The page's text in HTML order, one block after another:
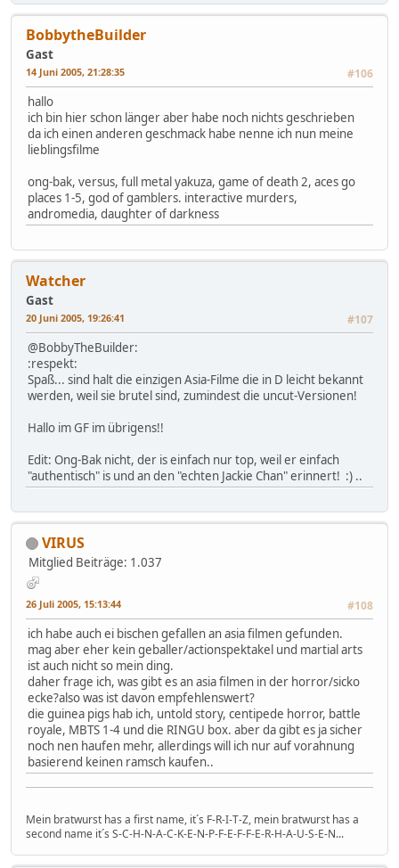
BobbytheBuilder
Gast
14 Juni 2005, 21:28:35 #106
hallo
ich bin hier schon länger aber habe noch nichts geschrieben
da ich einen anderen geschmack habe nenne ich nun meine
lieblingsfilme
ong-bak, versus, full metal yakuza, game of death 2, aces go
places 1-5, god of gamblers. interactive murders,
andromedia, daughter of darkness
Watcher
Gast
20 Juni 2005, 19:26:41 #107
@BobbyTheBuilder:
:respekt:
Spaß... sind halt die einzigen Asia-Filme die in D leicht bekannt
werden, weil sie brutel sind, zumindest die uncut-Versionen!
Hallo im GF im übrigens!!
Edit: Ong-Bak nicht, der is einfach nur top, weil er einfach
"authentisch" is und an den "echten Jackie Chan" erinnert! :) ..
VIRUS
Mitglied Beiträge: 1.037
26 Juli 2005, 15:13:44 #108
ich habe auch ei bischen gefallen an asia filmen gefunden.
mag aber eher kein geballer/actionspektakel und martial arts
ist auch nicht so mein ding.
daher frage ich, was gibt es an asia filmen in der horror/sicko
ecke?also was ist davon empfehlenswert?
die guinea pigs hab ich, untold story, centipede horror, battle
royale, MBTS 1-4 und die RINGU box. aber da gibt es ja sicher
noch nen haufen mehr, allerdings will ich nur auf vorahnung
basierend keinen ramsch kaufen..
Mein bratwurst has a first name, it´s F-R-I-T-Z, mein bratwurst has a
second name it´s S-C-H-N-A-C-K-E-N-P-F-E-F-F-E-R-H-A-U-S-E-N...